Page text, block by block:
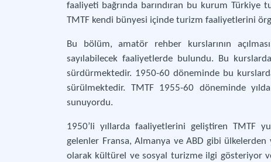
faaliyeti bağrında barındıran bu kurum
TMTF kendi bünyesi içinde turizm faaliyetlerini
Bu bölüm, amatör rehber kurslarının
sayılabilecek faaliyetlerde bulundu. Bu
sürdürmektedir. 1950-60 döneminde bu
sürülmektedir. TMTF 1955-60 döneminde
sunuyordu.
1950’li yıllarda faaliyetlerini geliştiren TMTF
gelenler Fransa, Almanya ve ABD gibi
olarak kültürel ve sosyal turizme ilgi gösteriyor